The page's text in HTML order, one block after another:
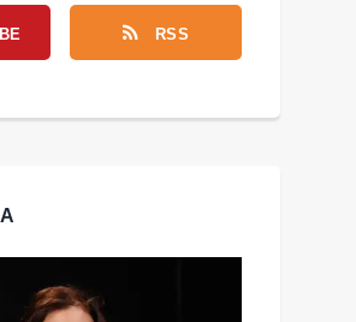
RSS